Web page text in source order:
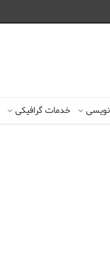
خدمات گرافیکی